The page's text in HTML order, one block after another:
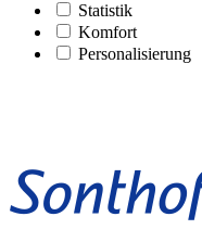
Statistik
Komfort
Personalisierung